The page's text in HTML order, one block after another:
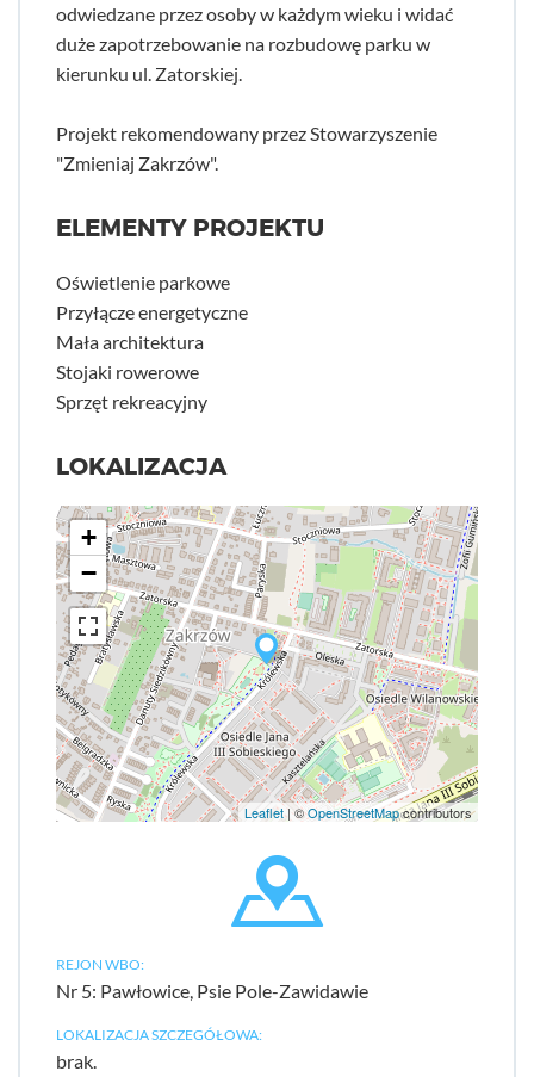
odwiedzane przez osoby w każdym wieku i widać
duże zapotrzebowanie na rozbudowę parku w
kierunku ul. Zatorskiej.
Projekt rekomendowany przez Stowarzyszenie
"Zmieniaj Zakrzów".
ELEMENTY PROJEKTU
Oświetlenie parkowe
Przyłącze energetyczne
Mała architektura
Stojaki rowerowe
Sprzęt rekreacyjny
LOKALIZACJA
+
−
Leaflet| ©OpenStreetMapcontributors
REJON WBO:
Nr 5: Pawłowice, Psie Pole-Zawidawie
LOKALIZACJA SZCZEGÓŁOWA:
brak.